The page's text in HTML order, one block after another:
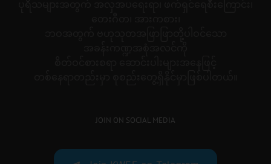
JOIN ON SOCIAL MEDIA